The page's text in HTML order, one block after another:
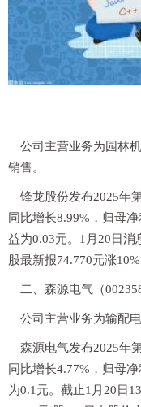
公司主营业务为园林
销售。
锋龙股份发布2025年
同比增长8.99%，归母
益为0.03元。1月20日消
股最新报74.770元涨
二、森源电气（002358
公司主营业务为输配
森源电气发布2025年
同比增长4.77%，归母
为0.1元。截止1月20日